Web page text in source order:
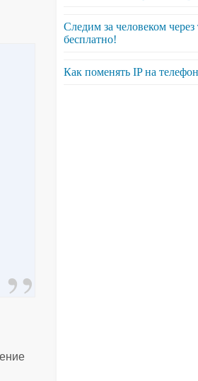
Следим за человеком через
бесплатно!
Как поменять IP на